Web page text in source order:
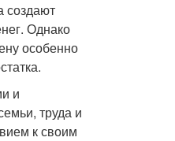
создают
Однако
особенно
и
труда и
к своим